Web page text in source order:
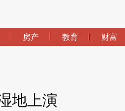
房产 教育 财富
地上演